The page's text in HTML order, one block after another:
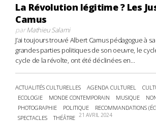
La Révolution légitime ? Les
Camus
parMathieu Salami
J’ai toujours trouvé Albert Camus pédagogue à
grandes parties politiques de son oeuvre, le
cycle de la révolte, ont été déclinées en...
ACTUALITÉS CULTURELLES AGENDA CULTUREL
ECOLOGIE
MONDE CONTEMPORAIN MUSIQUE
PHOTOGRAPHIE
POLITIQUE RECOMMANDATIONS
SPECTACLES
THÉÂTRE 21 AVRIL 2024